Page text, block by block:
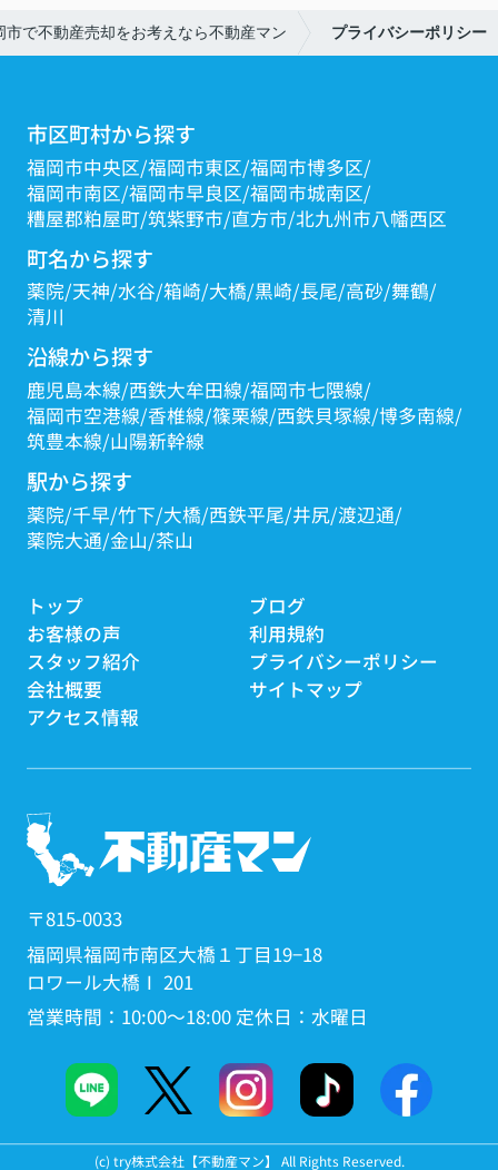
市で不動産売却をお考えなら不動産マン プライバシーポリシー
市区町村から探す
福岡市中央区 福岡市東区 福岡市博多区
福岡市南区 福岡市早良区 福岡市城南区
糟屋郡粕屋町 筑紫野市 直方市 北九州市八幡西区
町名から探す
薬院 天神 水谷 箱崎 大橋 黒崎 長尾 高砂 舞鶴
清川
沿線から探す
鹿児島本線 西鉄大牟田線 福岡市七隈線
福岡市空港線 香椎線 篠栗線 西鉄貝塚線 博多南線
筑豊本線 山陽新幹線
駅から探す
薬院 千早 竹下 大橋 西鉄平尾 井尻 渡辺通
薬院大通 金山 茶山
トップ
お客様の声
スタッフ紹介
会社概要
アクセス情報
ブログ
利用規約
プライバシーポリシー
サイトマップ
〒815-0033
福岡県福岡市南区大橋１丁目19−18
ロワール大橋Ⅰ 201
営業時間：10:00～18:00 定休日：水曜日
(c) try株式会社【不動産マン】 All Rights Reserved.